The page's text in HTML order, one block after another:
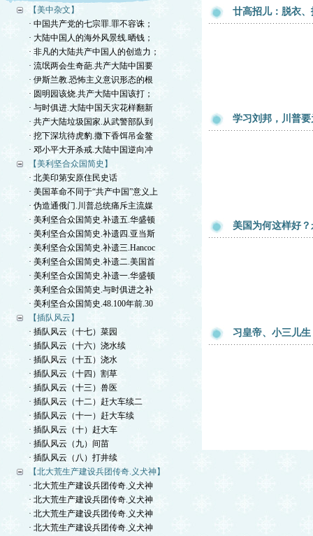
【美中杂文】
· 中国共产党的七宗罪.罪不容诛；
· 大陆中国人的海外风景线.晒钱；
· 非凡的大陆共产中国人的创造力；
· 流氓两会生奇葩.共产大陆中国要
· 伊斯兰教.恐怖主义意识形态的根
· 圆明园该烧.共产大陆中国该打；
· 与时俱进.大陆中国天灾花样翻新
· 共产大陆垃圾国家.从武警部队到
· 挖下深坑待虎豹.撒下香饵吊金鳌
· 邓小平大开杀戒.大陆中国逆向冲
【美利坚合众国简史】
· 北美印第安原住民史话
· 美国革命不同于“共产中国”意义上
· 伪造通俄门.川普总统痛斥主流媒
· 美利坚合众国简史.补遗五.华盛顿
· 美利坚合众国简史.补遗四.亚当斯
· 美利坚合众国简史.补遗三.Hancoc
· 美利坚合众国简史.补遗二.美国首
· 美利坚合众国简史.补遗一.华盛顿
· 美利坚合众国简史.与时俱进之补
· 美利坚合众国简史.48.100年前.30
【插队风云】
· 插队风云（十七）菜园
· 插队风云（十六）浇水续
· 插队风云（十五）浇水
· 插队风云（十四）割草
· 插队风云（十三）兽医
· 插队风云（十二）赶大车续二
· 插队风云（十一）赶大车续
· 插队风云（十）赶大车
· 插队风云（九）间苗
· 插队风云（八）打井续
【北大荒生产建设兵团传奇.义犬神】
· 北大荒生产建设兵团传奇.义犬神
· 北大荒生产建设兵团传奇.义犬神
· 北大荒生产建设兵团传奇.义犬神
· 北大荒生产建设兵团传奇.义犬神
廿高招儿：脱衣
学习刘邦，川普
美国为何这样好
习皇帝、小三儿